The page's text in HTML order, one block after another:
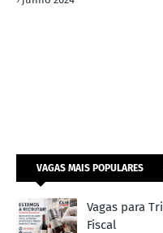
VAGAS MAIS POPULARES
Vagas para
Fiscal